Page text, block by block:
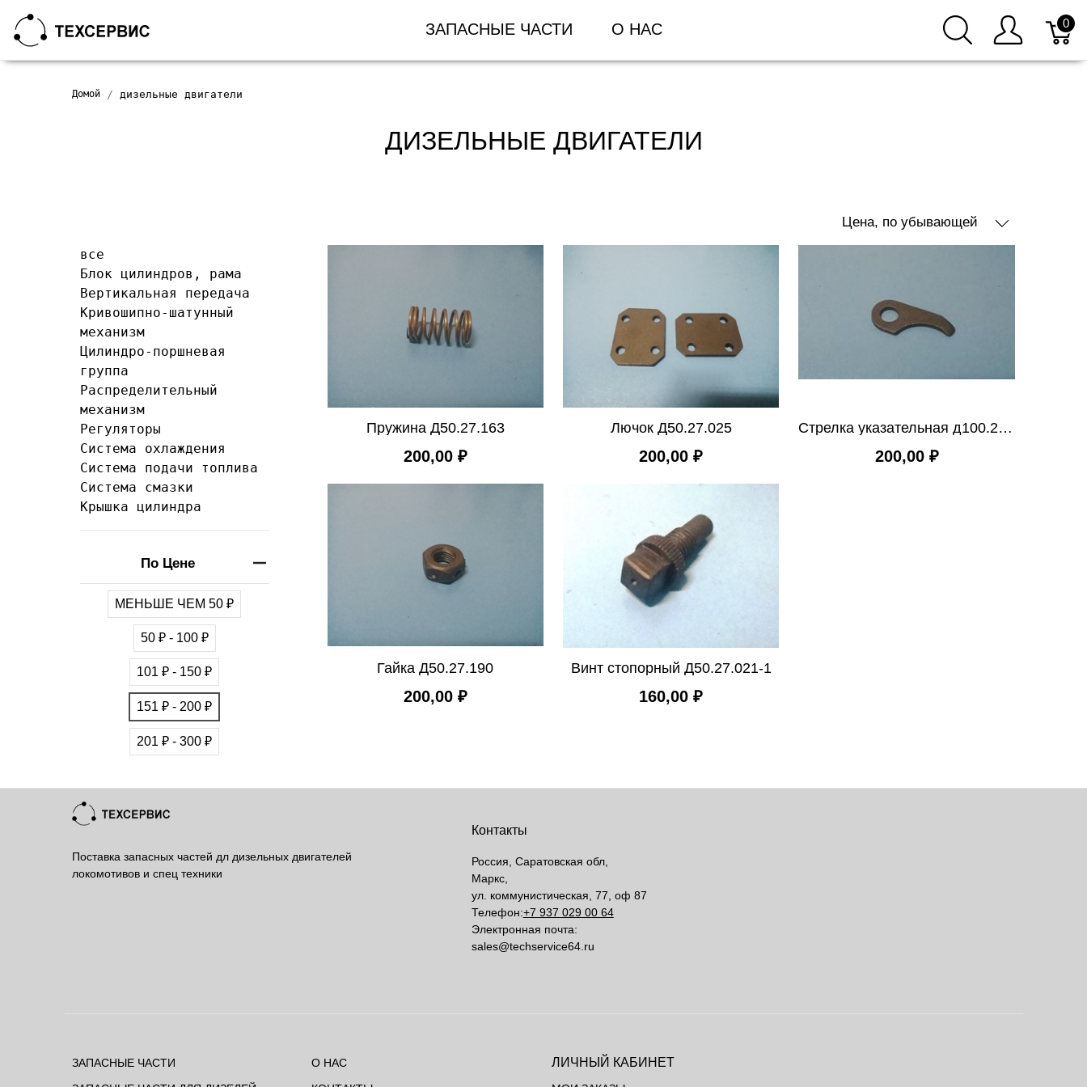
ЗАПАСНЫЕ ЧАСТИ О НАС 0
Домой дизельные двигатели
ДИЗЕЛЬНЫЕ ДВИГАТЕЛИ
Цена, по убывающей
все
Блок цилиндров, рама
Вертикальная передача
Кривошипно-шатунный
механизм
Цилиндро-поршневая
группа
Распределительный
механизм
Регуляторы
Система охлаждения
Система подачи топлива
Система смазки
Крышка цилиндра
По Цене
МЕНЬШЕ ЧЕМ 50 ₽
50 ₽ - 100 ₽
101 ₽ - 150 ₽
151 ₽ - 200 ₽
201 ₽ - 300 ₽
Пружина Д50.27.163
200,00 ₽
Лючок Д50.27.025
200,00 ₽
Стрелка указательная д100.27.021-1
200,00 ₽
Гайка Д50.27.190
200,00 ₽
Винт стопорный Д50.27.021-1
160,00 ₽
Поставка запасных частей дл дизельных двигателей
локомотивов и спец техники
Контакты
Россия, Саратовская обл,
Маркс,
ул. коммунистическая, 77, оф 87
Телефон:+7 937 029 00 64
Электронная почта:
sales@techservice64.ru
ЗАПАСНЫЕ ЧАСТИ
О НАС
ЛИЧНЫЙ КАБИНЕТ